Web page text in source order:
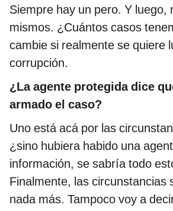
Siempre hay un pero. Y luego,
mismos. ¿Cuántos casos
cambie si realmente se quiere
corrupción.
¿La agente protegida dice
armado el caso?
Uno está acá por las
¿sino hubiera habido una
información, se sabría todo
Finalmente, las circunstancias
nada más. Tampoco voy a